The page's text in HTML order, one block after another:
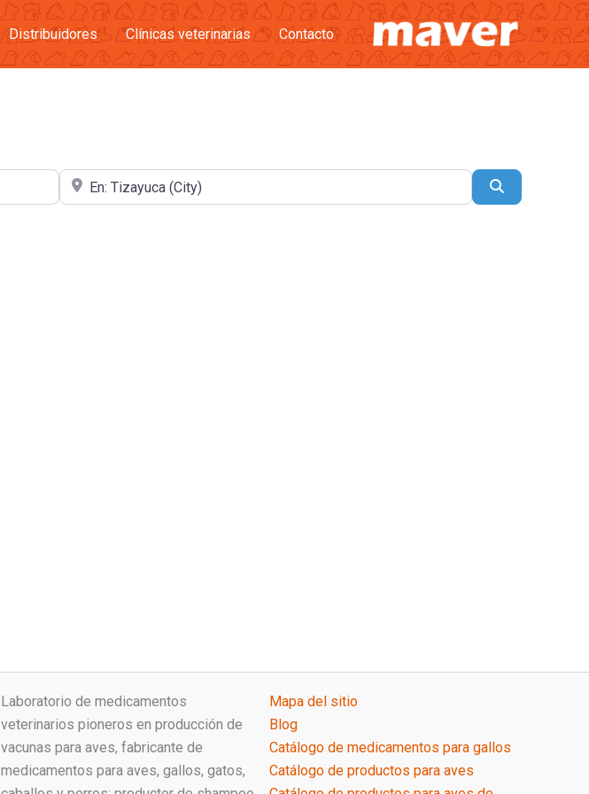
Distribuidores Clínicas veterinarias Contacto
Cerca de
Laboratorio de medicamentos
veterinarios pioneros en producción de
vacunas para aves, fabricante de
medicamentos para aves, gallos, gatos,
Mapa del sitio
Blog
Catálogo de medicamentos para gallos
Catálogo de productos para aves